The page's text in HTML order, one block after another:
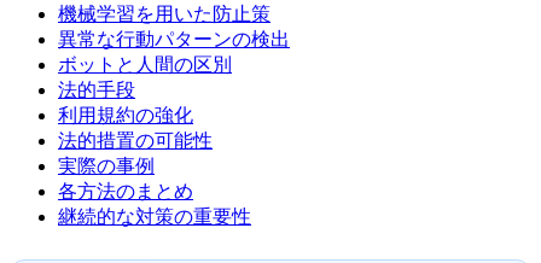
機械学習を用いた防止策
異常な行動パターンの検出
ボットと人間の区別
法的手段
利用規約の強化
法的措置の可能性
実際の事例
各方法のまとめ
継続的な対策の重要性